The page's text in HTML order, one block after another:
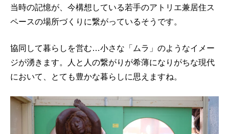
当時の記憶が、今構想している若手のアトリエ兼居住ス
ペースの場所づくりに繋がっているそうです。
協同して暮らしを営む…小さな「ムラ」のようなイメー
ジが湧きます。人と人の繋がりが希薄になりがちな現代
において、とても豊かな暮らしに思えますね。